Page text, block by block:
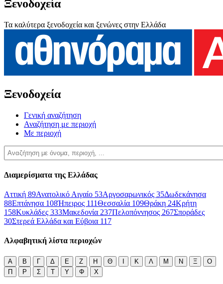
Ξενοδοχεία
Τα καλύτερα ξενοδοχεία και ξενώνες στην Ελλάδα
Ξενοδοχεία
Γενική αναζήτηση
Αναζήτηση με περιοχή
Με περιοχή
Διαμερίσματα της Ελλάδας
Αττική 89Ανατολικό Αιγαίο 53Αργοσαρωνικός 35Δωδεκάνησα
88Επτάνησα 108Ήπειρος 111Θεσσαλία 109Θράκη 24Κρήτη
158Κυκλάδες 333Μακεδονία 237Πελοπόννησος 267Σποράδες
30Στερεά Ελλάδα και Εύβοια 117
Αλφαβητική λίστα περιοχών
Α Β Γ Δ Ε Ζ Η Θ Ι Κ Λ Μ Ν Ξ
Ο
Π
Ρ Σ Τ Υ Φ Χ